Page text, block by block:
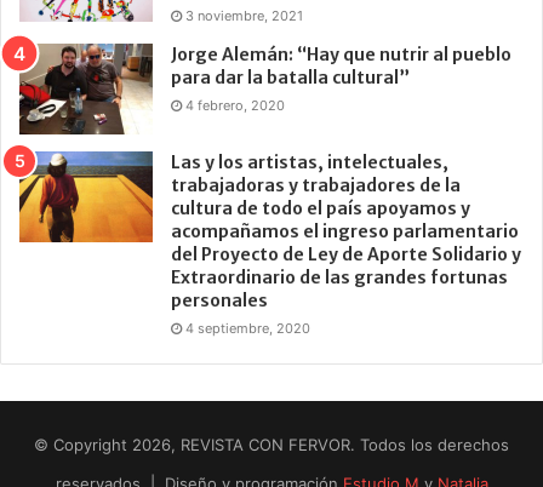
3 noviembre, 2021
Jorge Alemán: “Hay que nutrir al pueblo
para dar la batalla cultural”
4 febrero, 2020
Las y los artistas, intelectuales,
trabajadoras y trabajadores de la
cultura de todo el país apoyamos y
acompañamos el ingreso parlamentario
del Proyecto de Ley de Aporte Solidario y
Extraordinario de las grandes fortunas
personales
4 septiembre, 2020
© Copyright 2026, REVISTA CON FERVOR. Todos los derechos
reservados | Diseño y programación Estudio M y Natalia